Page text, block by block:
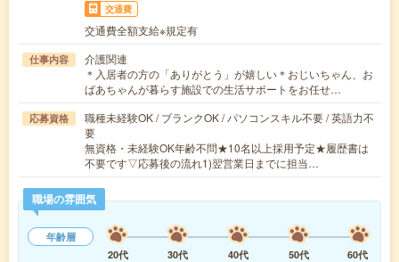
交通費
交通費全額支給※規定有
仕事内容
介護関連
＊入居者の方の「ありがとう」が嬉しい＊おじいちゃん、お
ばあちゃんが暮らす施設での生活サポートをお任せ…
応募資格
職種未経験OK / ブランクOK / パソコンスキル不要 / 英語力不
要
無資格・未経験OK年齢不問★10名以上採用予定★履歴書は
不要です▽応募後の流れ1)翌営業日までに担当…
職場の雰囲気
年齢層
20代
30代 40代 50代
60代